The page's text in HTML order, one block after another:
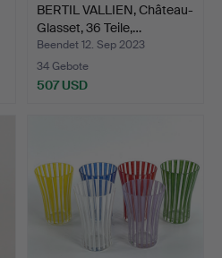
BERTIL VALLIEN, Château-
Glasset, 36 Teile,…
Beendet 12. Sep 2023
34 Gebote
507 USD